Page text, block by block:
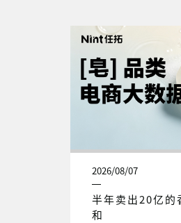
2026/08/07
半年卖出20亿的
和